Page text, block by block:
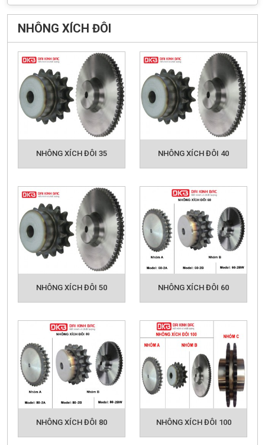
NHÔNG XÍCH ĐÔI
NHÔNG XÍCH ĐÔI 35 NHÔNG XÍCH ĐÔI 40
NHÔNG XÍCH ĐÔI 50 NHÔNG XÍCH ĐÔI 60
NHÔNG XÍCH ĐÔI 80 NHÔNG XÍCH ĐÔI 100